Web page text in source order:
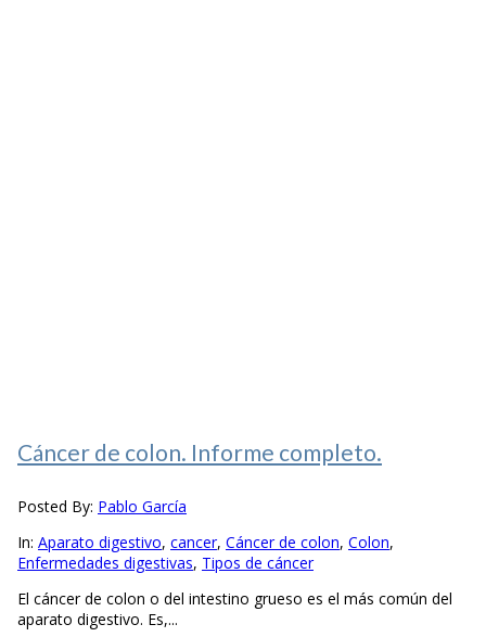
Cáncer de colon. Informe completo.
Posted By: Pablo García
In: Aparato digestivo, cancer, Cáncer de colon, Colon,
Enfermedades digestivas, Tipos de cáncer
El cáncer de colon o del intestino grueso es el más común del
aparato digestivo. Es,...